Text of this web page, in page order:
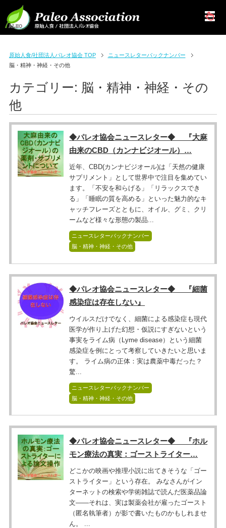
原始人食/社団法人パレオ協会 TOP
ニュースレターバックナンバー
脳・精神・神経・その他
カテゴリー: 脳・精神・神経・その
他
◆パレオ協会ニュースレター◆ 『大麻
由来のCBD（カンナビジオール）…
近年、CBD(カンナビジオール)は「天然の健康
サプリメント」として世界中で注目を集めてい
ます。「不安を和らげる」「リラックスでき
る」「睡眠の質を高める」といった魅力的なキ
ャッチフレーズとともに、オイル、グミ、クリ
ームなど様々な形態の製品...
ニュースレターバックナンバー
脳・精神・神経・その他
◆パレオ協会ニュースレター◆ 『細菌
感染症は存在しない』
ウイルスだけでなく、細菌による感染症も現代
医学が作り上げた幻想・仮説にすぎないという
事実をライム病（Lyme disease）という細菌
感染症を例にとって考察していきたいと思いま
す。 ライム病の正体：実は農薬中毒だった？
驚...
ニュースレターバックナンバー
脳・精神・神経・その他
◆パレオ協会ニュースレター◆ 『ホル
モン療法の真実：ゴーストライター…
どこかの映画や推理小説に出てきそうな「ゴー
ストライター」という存在。 みなさんがイン
ターネットの検索や学術雑誌で読んだ医薬品論
文――それは、実は製薬会社が雇ったゴースト
（匿名執筆者）が影で書いたものかもしれませ
ん。 ...